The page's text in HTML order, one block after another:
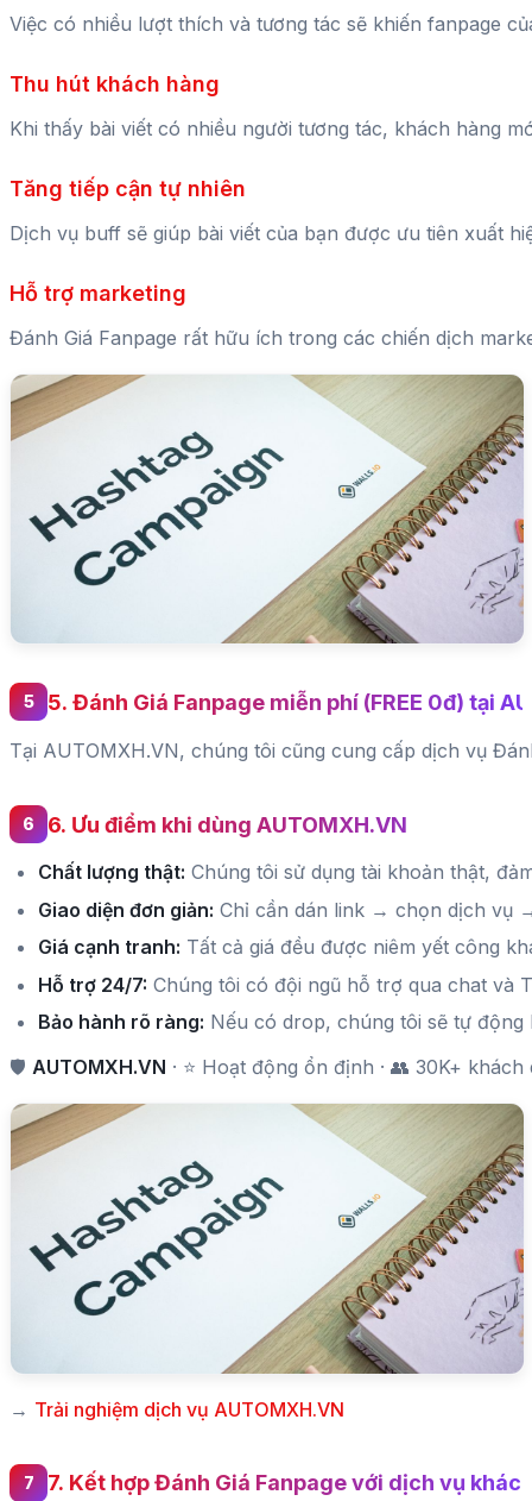
Việc có nhiều lượt thích và tương tác sẽ khiến fanpage
Thu hút khách hàng
Khi thấy bài viết có nhiều người tương tác, khách hàng
Tăng tiếp cận tự nhiên
Dịch vụ buff sẽ giúp bài viết của bạn được ưu tiên xuất
Hỗ trợ marketing
Đánh Giá Fanpage rất hữu ích trong các chiến dịch
5. Đánh Giá Fanpage miễn phí (FREE 0đ) tại
Tại AUTOMXH.VN, chúng tôi cũng cung cấp dịch vụ
6. Ưu điểm khi dùng AUTOMXH.VN
Chất lượng thật: Chúng tôi sử dụng tài khoản thật,
Giao diện đơn giản: Chỉ cần dán link → chọn dịch vụ
Giá cạnh tranh: Tất cả giá đều được niêm yết công
Hỗ trợ 24/7: Chúng tôi có đội ngũ hỗ trợ qua chat và
Bảo hành rõ ràng: Nếu có drop, chúng tôi sẽ tự
🛡️ AUTOMXH.VN · ⭐ Hoạt động ổn định · 👥 30K+
→ Trải nghiệm dịch vụ AUTOMXH.VN
7. Kết hợp Đánh Giá Fanpage với dịch vụ khác